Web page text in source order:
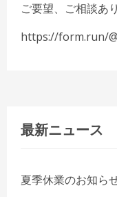
ご要望、ご相談あ
https://form.run/
最新ニュース
夏季休業のお知ら